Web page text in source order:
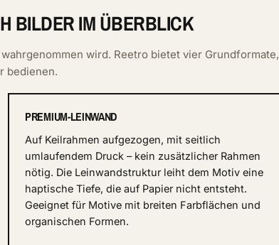
BILDER IM ÜBERBLICK
wird. Reetro bietet vier Grundformate,
bedienen.
PREMIUM-LEINWAND
Auf Keilrahmen aufgezogen, mit seitlich
umlaufendem Druck – kein zusätzlicher Rahmen
nötig. Die Leinwandstruktur leiht dem Motiv eine
haptische Tiefe, die auf Papier nicht entsteht.
Geeignet für Motive mit breiten Farbflächen und
organischen Formen.